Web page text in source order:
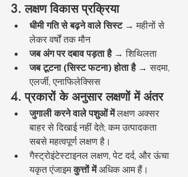
3. लक्षण विकास प्रक्रिया
धीमी गति से बढ़ने वाले सिस्ट → महीनों से
लेकर वर्षों तक मौन
जब अंग पर दबाव पड़ता है → शिथिलता
जब टूटना (सिस्ट फटना) होता है → सदमा,
एलर्जी, एनाफिलेक्सिस
4. प्रकारों के अनुसार लक्षणों में अंतर
जुगाली करने वाले पशुओं में लक्षण अक्सर
बाहर से दिखाई नहीं देते; कम उत्पादकता
सबसे महत्वपूर्ण लक्षण है।
गैस्ट्रोइंटेस्टाइनल लक्षण, पेट दर्द, और ऊंचा
यकृत एंजाइम कुत्तों में अधिक आम हैं।